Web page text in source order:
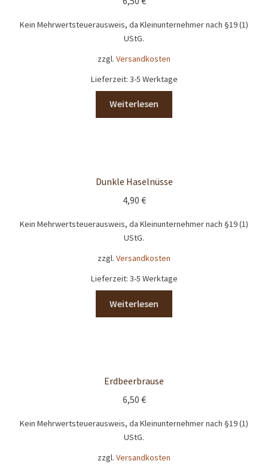
Kein Mehrwertsteuerausweis, da Kleinunternehmer nach §19 (1)
UStG.
zzgl. Versandkosten
Lieferzeit: 3-5 Werktage
Weiterlesen
Dunkle Haselnüsse
4,90 €
Kein Mehrwertsteuerausweis, da Kleinunternehmer nach §19 (1)
UStG.
zzgl. Versandkosten
Lieferzeit: 3-5 Werktage
Weiterlesen
Erdbeerbrause
6,50 €
Kein Mehrwertsteuerausweis, da Kleinunternehmer nach §19 (1)
UStG.
zzgl. Versandkosten